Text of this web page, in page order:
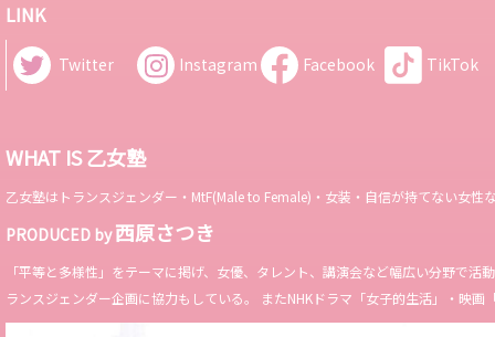
LINK
Twitter Instagram Facebook TikTok
WHAT IS 乙女塾
乙女塾はトランスジェンダー・MtF(Male to Female)・女装・自信が持てない女
PRODUCED by西原さつき
「平等と多様性」をテーマに掲げ、女優、タレント、講演会など幅広い分野で
ランスジェンダー企画に協力もしている。 またNHKドラマ「女子的生活」・映